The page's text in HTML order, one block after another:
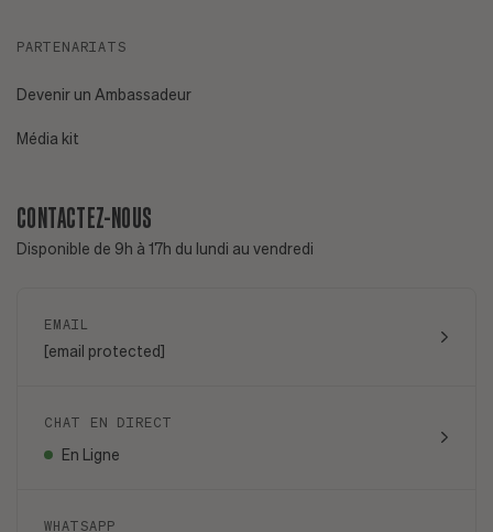
PARTENARIATS
Devenir un Ambassadeur
Média kit
CONTACTEZ-NOUS
Disponible de 9h à 17h du lundi au vendredi
EMAIL
[email protected]
CHAT EN DIRECT
En Ligne
WHATSAPP